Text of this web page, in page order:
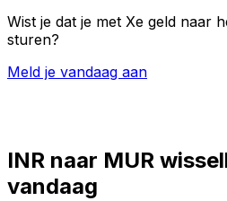
Wist je dat je met Xe geld naar
sturen?
Meld je vandaag aan
INR naar MUR
vandaag